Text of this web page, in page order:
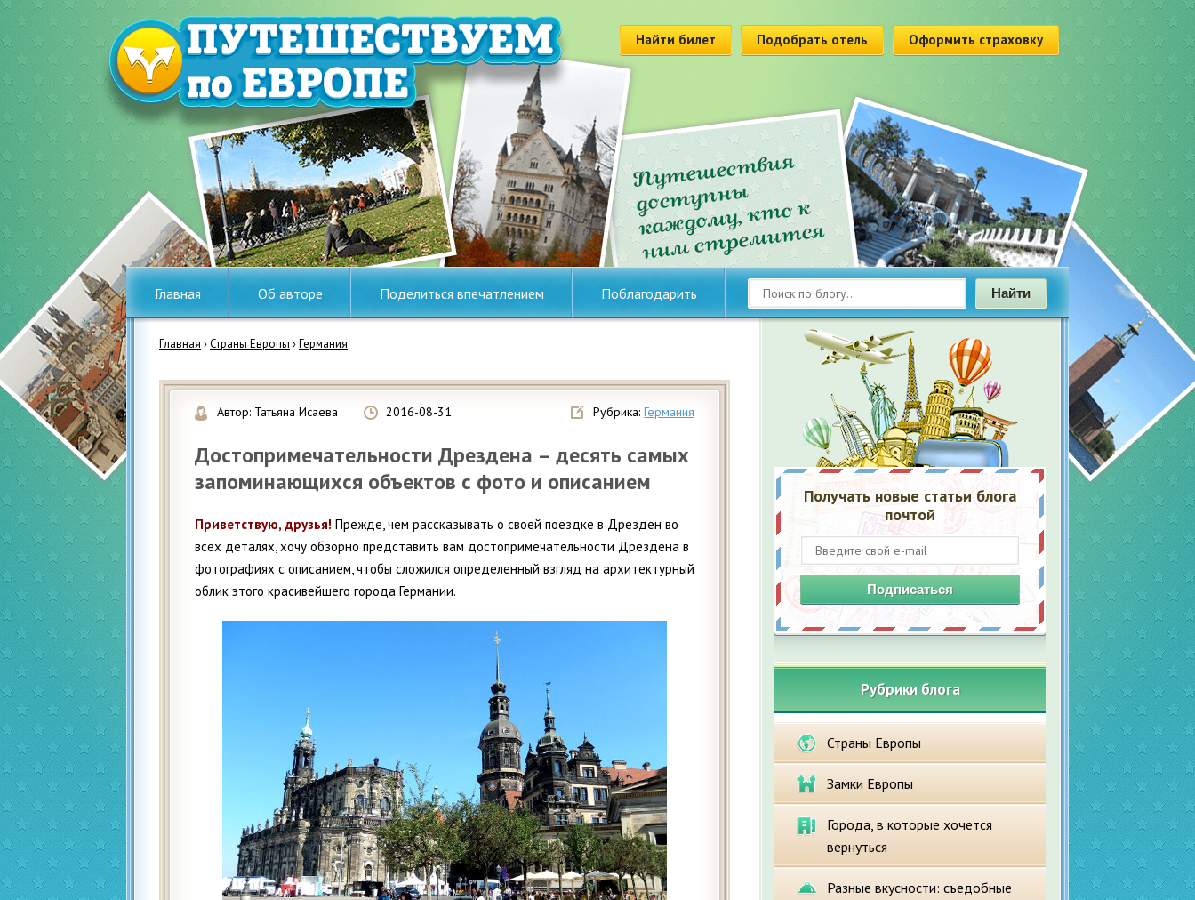
Найти билет Подобрать отель Оформить страховку
Главная Об авторе Поделиться впечатлением Поблагодарить Найти
Главная ›Страны Европы ›Германия
Рубрика:Германия
Автор: Татьяна Исаева 2016-08-31
Достопримечательности Дрездена – десять самых
запоминающихся объектов с фото и описанием
Приветствую, друзья! Прежде, чем рассказывать о своей поездке в Дрезден во
всех деталях, хочу обзорно представить вам достопримечательности Дрездена в
фотографиях с описанием, чтобы сложился определенный взгляд на архитектурный
облик этого красивейшего города Германии.
Получать новые статьи блога
почтой
Подписаться
Рубрики блога
Страны Европы
Замки Европы
Города, в которые хочется
вернуться
Разные вкусности: съедобные